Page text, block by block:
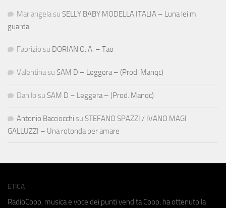
Mariangela su SELLY BABY MODELLA ITALIA – Luna lei mi
guarda
Fabrizio su DORIAN O. A. – Tao
Valentina su SAM D – Leggera – (Prod. Manqc)
Danilo su SAM D – Leggera – (Prod. Manqc)
Antonio Bacciocchi su STEFANO SPAZZI / IVANO MAGI
GALLUZZI – Una rotonda per amare
ETICA
RadioCoop, musica e voce dei punti vendita Coop, ha ottenuto la